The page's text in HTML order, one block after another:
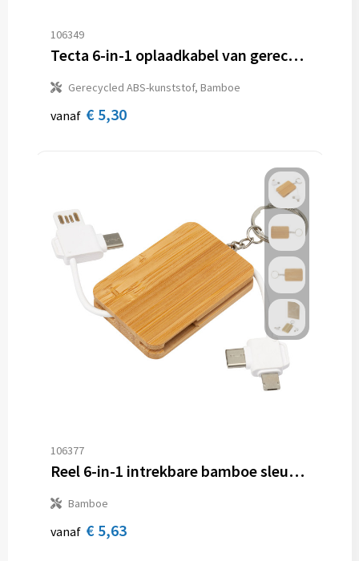
106349
Tecta 6-in-1 oplaadkabel van gerecycled plastic/bamboe met sleutelhanger
Gerecycled ABS-kunststof, Bamboe
vanaf € 5,30
106377
Reel 6-in-1 intrekbare bamboe sleutelhanger oplaadkabel
Bamboe
vanaf € 5,63